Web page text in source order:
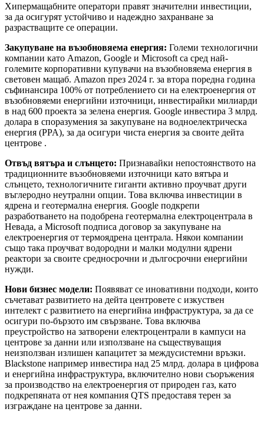
Хипермащабните оператори правят значителни инвестиции,
за да осигурят устойчиво и надеждно захранване за
разрастващите се операции.
Закупуване на възобновяема енергия: Големи технологични
компании като Amazon, Google и Microsoft са сред най-
големите корпоративни купувачи на възобновяема енергия в
световен мащаб. Amazon през 2024 г. за втора поредна година
съфинансира 100% от потреблението си на електроенергия от
възобновяеми енергийни източници, инвестирайки милиарди
в над 600 проекта за зелена енергия. Google инвестира 3 млрд.
долара в споразумения за закупуване на водноелектрическа
енергия (PPA), за да осигури чиста енергия за своите дейта
центрове .
Отвъд вятъра и слънцето: Признавайки непостоянството на
традиционните възобновяеми източници като вятъра и
слънцето, технологичните гиганти активно проучват други
въглеродно неутрални опции. Това включва инвестиции в
ядрена и геотермална енергия. Google подкрепи
разработването на подобрена геотермална електроцентрала в
Невада, а Microsoft подписа договор за закупуване на
електроенергия от термоядрена централа. Някои компании
също така проучват водородни и малки модулни ядрени
реактори за своите средносрочни и дългосрочни енергийни
нужди.
Нови бизнес модели: Появяват се иновативни подходи, които
съчетават развитието на дейта центровете с изкуствен
интелект с развитието на енергийна инфраструктура, за да се
осигури по-бързото им свързване. Това включва
преустройство на затворени електроцентрали в кампуси на
центрове за данни или използване на съществуващия
неизползван излишен капацитет за междусистемни връзки.
Blackstone например инвестира над 25 млрд. долара в цифрова
и енергийна инфраструктура, включително нови съоръжения
за производство на електроенергия от природен газ, като
подкрепяната от нея компания QTS предоставя терен за
изграждане на центрове за данни.